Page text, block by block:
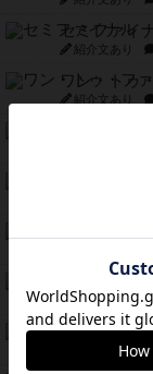
セミファイ
紹介文あり
ワン・トゥ
紹介文あり
ふたつの城
紹介文あり
フラットア
紹介文なし